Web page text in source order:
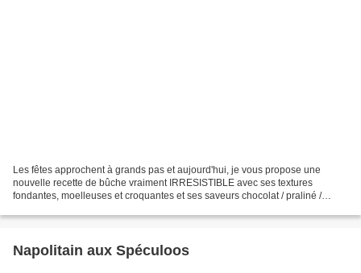
Les fêtes approchent à grands pas et aujourd'hui, je vous propose une
nouvelle recette de bûche vraiment IRRESISTIBLE avec ses textures
fondantes, moelleuses et croquantes et ses saveurs chocolat / praliné /
Napolitain aux Spéculoos